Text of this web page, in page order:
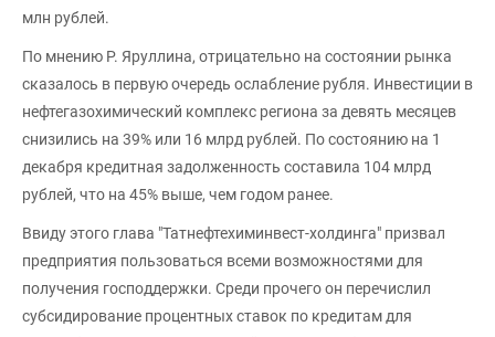
млн рублей.
По мнению Р. Яруллина, отрицательно на состоянии рынка
сказалось в первую очередь ослабление рубля. Инвестиции в
нефтегазохимический комплекс региона за девять месяцев
снизились на 39% или 16 млрд рублей. По состоянию на 1
декабря кредитная задолженность составила 104 млрд
рублей, что на 45% выше, чем годом ранее.
Ввиду этого глава "Татнефтехиминвест-холдинга" призвал
предприятия пользоваться всеми возможностями для
получения господдержки. Среди прочего он перечислил
субсидирование процентных ставок по кредитам для